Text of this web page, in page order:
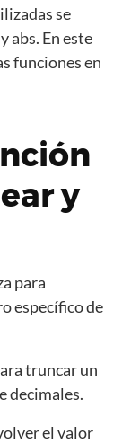
se
abs. En este
funciones en
y
para
específico de
truncar un
decimales.
el valor